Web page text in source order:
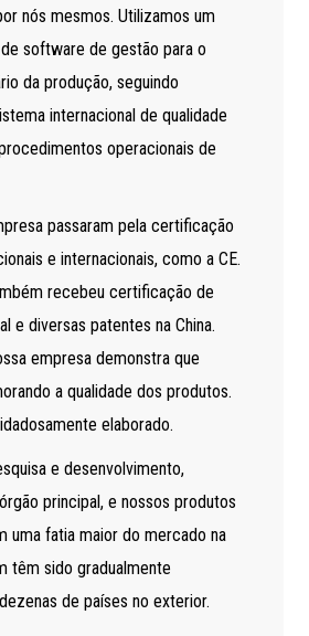
nós mesmos. Utilizamos um
software de gestão para o
da produção, seguindo
internacional de qualidade
operacionais de
passaram pela certificação
e internacionais, como a CE.
recebeu certificação de
e diversas patentes na China.
empresa demonstra que
a qualidade dos produtos.
elaborado.
e desenvolvimento,
principal, e nossos produtos
uma fatia maior do mercado na
têm sido gradualmente
de países no exterior.